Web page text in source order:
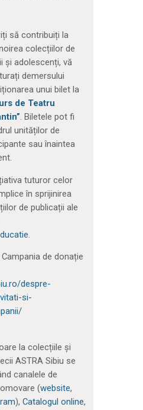
să contribuiți la
colecțiilor de
și adolescenți, vă
demersului
unui bilet la
de Teatru
. Biletele pot fi
unităților de
sau înaintea
tuturor celor
în sprijinirea
de publicații ale
.
Campania de donație
despre-
si-
la colecțiile și
ASTRA Sibiu se
canalele de
(website,
), Catalogul online,